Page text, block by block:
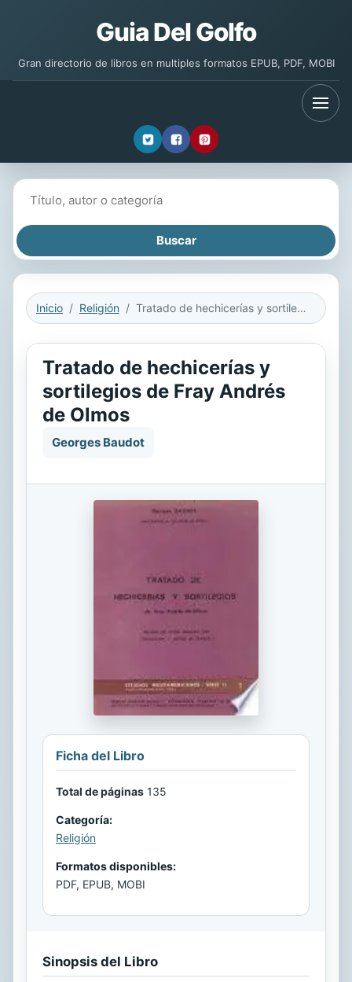
Guia Del Golfo
Gran directorio de libros en multiples formatos EPUB, PDF, MOBI
Inicio Religión Tratado de hechicerías y sortilegios de Fray Andrés de Olmos
Tratado de hechicerías y
sortilegios de Fray Andrés
de Olmos
Georges Baudot
Ficha del Libro
Total de páginas 135
Categoría:
Religión
Formatos disponibles:
PDF, EPUB, MOBI
Sinopsis del Libro